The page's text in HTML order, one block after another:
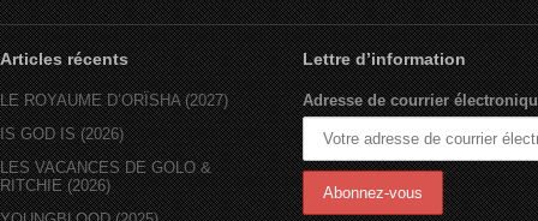
Articles récents
LE ROYAUME D’ORÏSHA (2027)
IS GOD IS (2026)
LES VACANCES DE GOLO &
RITCHIE (2026)
Lettre d’information
Adresse de courrier